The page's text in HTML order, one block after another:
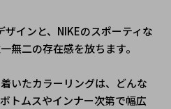
インと、NIKEのスポーティな
無二の存在感を放ちます。
いたカラーリングは、どんな
トムスやインナー次第で幅広